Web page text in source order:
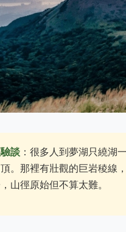
談 ：很多人到夢湖只繞湖
。那裡有壯觀的巨岩稜線
山徑原始但不算太難。